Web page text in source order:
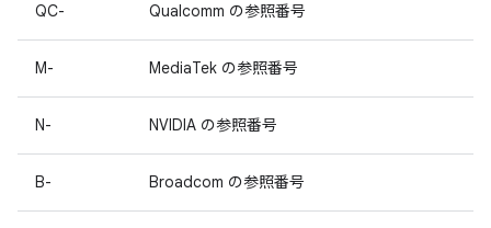
QC- Qualcomm の参照番号
M- MediaTek の参照番号
N- NVIDIA の参照番号
B- Broadcom の参照番号